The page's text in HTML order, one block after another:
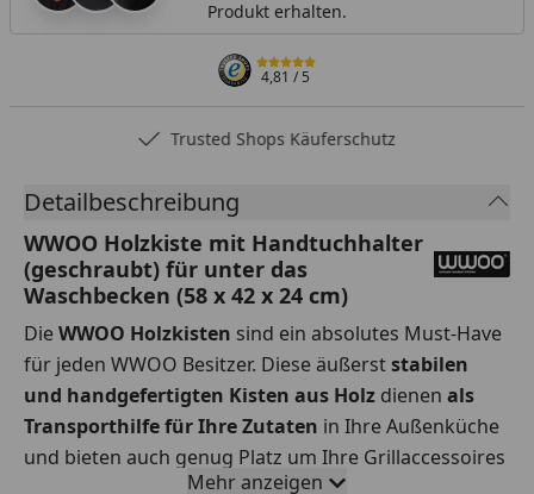
Produkt erhalten.
4,81/ 5
Trusted Shops Käuferschutz
Detailbeschreibung
WWOO Holzkiste mit Handtuchhalter
(geschraubt) für unter das
Waschbecken (58 x 42 x 24 cm)
DieWWOO Holzkisten sind ein absolutes Must-Have
für jeden WWOO Besitzer. Diese äußerststabilen
und handgefertigten Kisten aus Holz dienen als
Transporthilfe für Ihre Zutaten in Ihre Außenküche
und bieten auch genug Platz um Ihre Grillaccessoires
und Ihr Zubehör sinnvoll zu verstauen. Die
Mehr anzeigen